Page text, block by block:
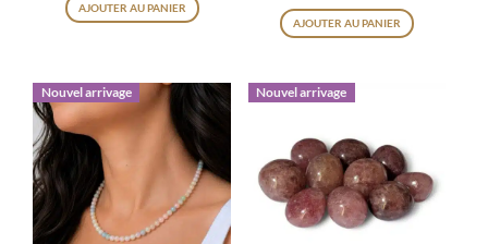
AJOUTER AU PANIER
AJOUTER AU PANIER
Nouvel arrivage Nouvel arrivage